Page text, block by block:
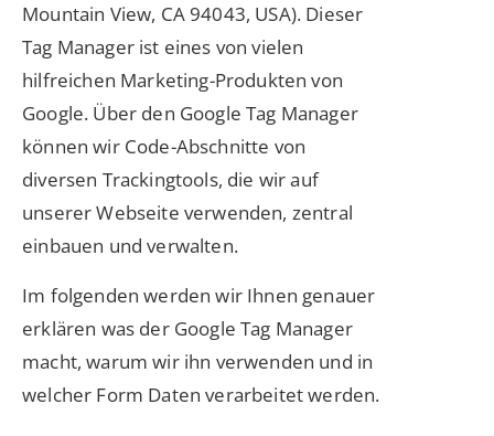
Mountain View, CA 94043, USA). Dieser
Tag Manager ist eines von vielen
hilfreichen Marketing-Produkten von
Google. Über den Google Tag Manager
können wir Code-Abschnitte von
diversen Trackingtools, die wir auf
unserer Webseite verwenden, zentral
einbauen und verwalten.
Im folgenden werden wir Ihnen genauer
erklären was der Google Tag Manager
macht, warum wir ihn verwenden und in
welcher Form Daten verarbeitet werden.